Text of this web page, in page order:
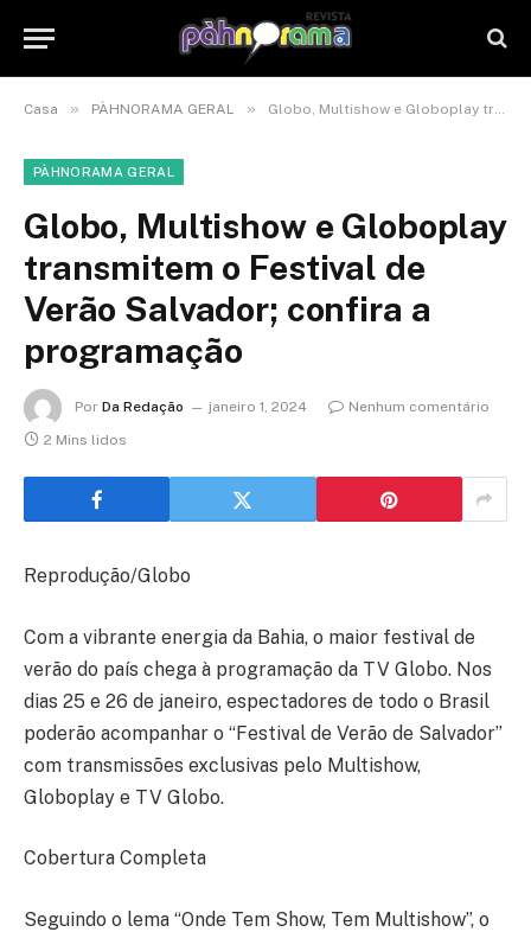
Casa » PÀHNORAMA GERAL » Globo, Multishow e Globoplay transmitem o Festival de Verão Salvador; confira a programação
PÀHNORAMA GERAL
Globo, Multishow e Globoplay
transmitem o Festival de
Verão Salvador; confira a
programação
Por Da Redação janeiro 1, 2024
Nenhum comentário
2 Mins lidos
Reprodução/Globo
Com a vibrante energia da Bahia, o maior festival de
verão do país chega à programação da TV Globo. Nos
dias 25 e 26 de janeiro, espectadores de todo o Brasil
poderão acompanhar o “Festival de Verão de Salvador”
com transmissões exclusivas pelo Multishow,
Globoplay e TV Globo.
Cobertura Completa
Seguindo o lema “Onde Tem Show, Tem Multishow”, o